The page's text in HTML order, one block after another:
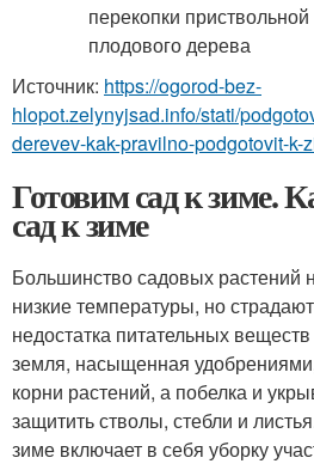
Источник: https://ogorod-bez-
hlopot.zelynyjsad.info/stati/
derevev-kak-pravilno-podgotovit-k-
Готовим сад к зиме.
сад к зиме
Большинство садовых растений
низкие температуры, но
недостатка питательных
земля, насыщенная
корни растений, а побелка и
защитить стволы, стебли и
зиме включает в себя уборку